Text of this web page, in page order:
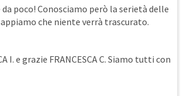
da poco! Conosciamo però la serietà delle
che niente verrà trascurato.
I. e grazie FRANCESCA C. Siamo tutti con